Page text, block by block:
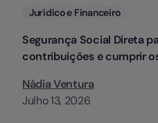
Categorias
Jurídico e Financeiro
Segurança Social Direta
contribuições e cumprir
Nádia Ventura
Julho 13, 2026